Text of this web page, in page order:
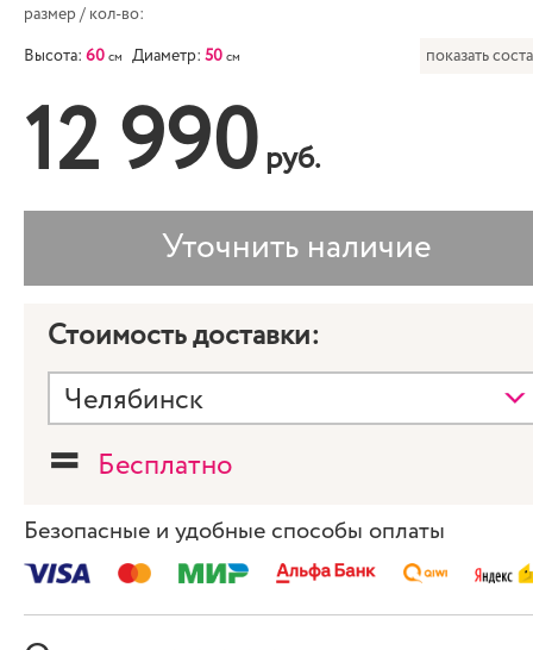
размер / кол-во:
Высота: 60 см Диаметр: 50 см показать
12 990 руб.
Стоимость доставки:
= Бесплатно
Безопасные и удобные способы оплаты